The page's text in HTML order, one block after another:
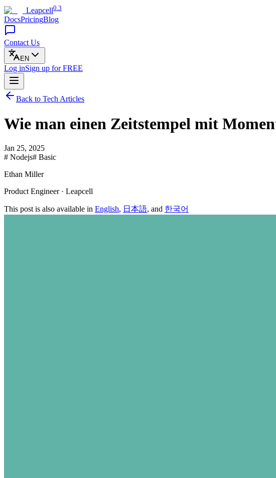
Leapcell0.3
DocsPricingBlog
Contact Us
EN
Log inSign up for FREE
Back to Tech Articles
Wie man einen Zeitstempel mit
Jan 25, 2025
# Nodejs# Basic
Ethan Miller
Product Engineer · Leapcell
This post is also available in English, 日本語, and 한국어